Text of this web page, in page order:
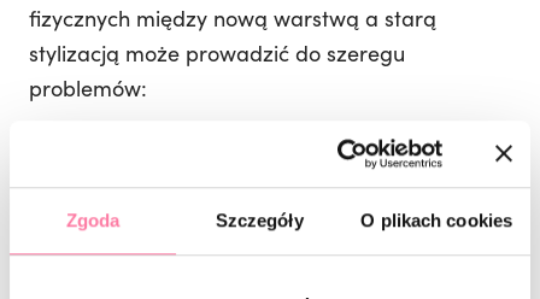
Zgoda Szczegóły O plikach cookies
fizycznych między nową warstwą a starą
stylizacją może prowadzić do szeregu
problemów:
powstawania pęknięć i odprysków,
rozwarstwienia stylizacji,